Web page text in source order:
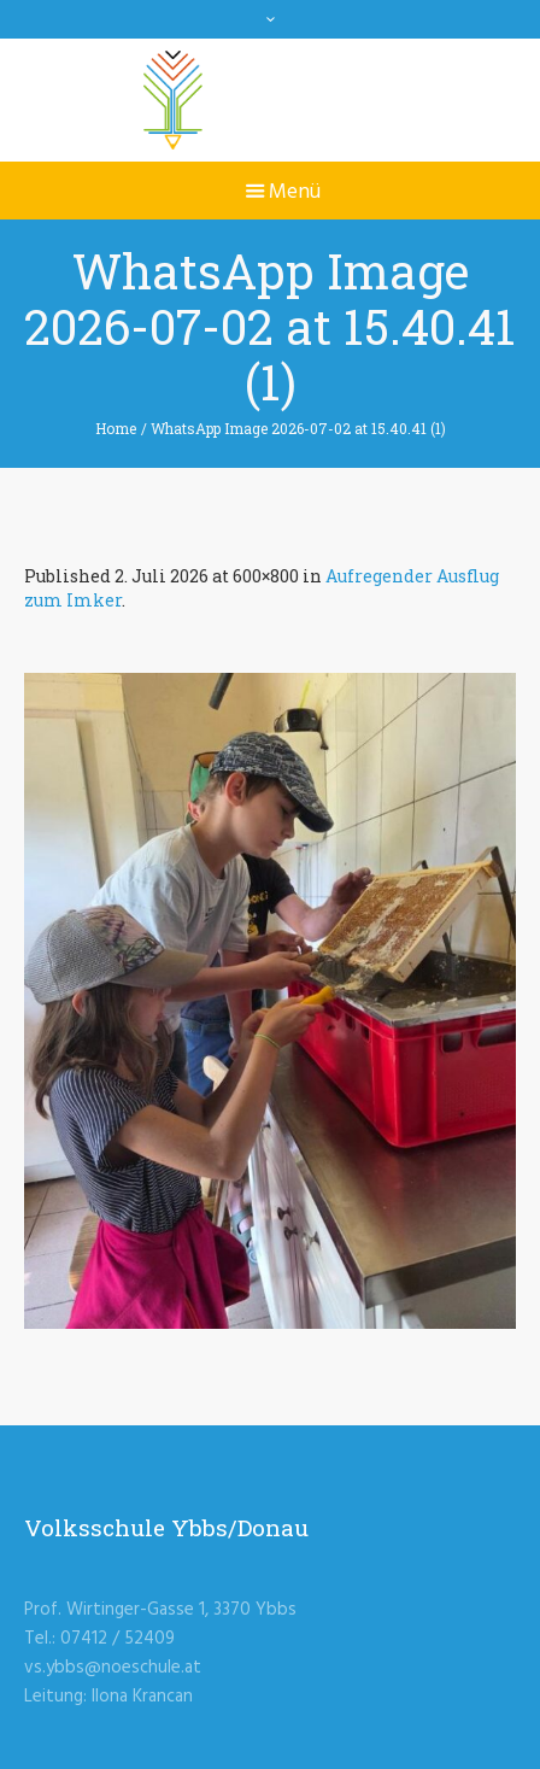
WhatsApp Image
2026-07-02 at 15.40.41
(1)
Home /WhatsApp Image 2026-07-02 at 15.40.41 (1)
Published2. Juli 2026 at 600×800 in Aufregender Ausflug
zum Imker.
Volksschule Ybbs/Donau
Prof. Wirtinger-Gasse 1, 3370 Ybbs
Tel.: 07412 / 52409
vs.ybbs@noeschule.at
Leitung: Ilona Krancan